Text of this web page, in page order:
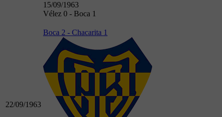
15/09/1963
Vélez 0 - Boca 1
22/09/1963
Boca 2 - Chacarita 1